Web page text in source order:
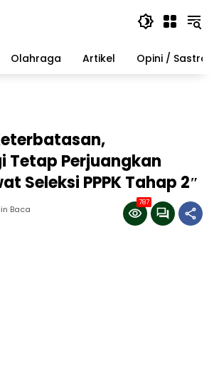
Olahraga Artikel Opini / Sastra
Tetap Perjuangkan
Seleksi PPPK Tahap 2″
Baca
787